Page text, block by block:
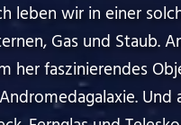
leben wir in einer
Gas und Staub.
her faszinierendes
Und